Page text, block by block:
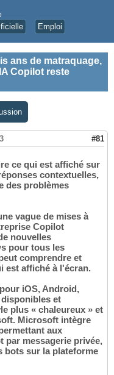
Emploi
ans de matraquage,
Copilot reste
#81
ce qui est affiché sur
contextuelles,
des problèmes
vague de mises à
Copilot
nouvelles
pour tous les
comprendre et
est affiché à l'écran.
iOS, Android,
et
plus « chaleureux » et
Microsoft intègre
aux
par messagerie privée,
bots sur la plateforme